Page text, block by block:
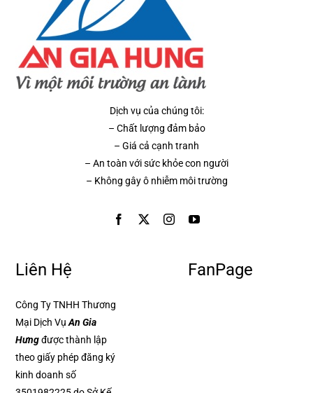
Dịch vụ của chúng tôi:
– Chất lượng đảm bảo
– Giá cả cạnh tranh
– An toàn với sức khỏe con người
– Không gây ô nhiễm môi trường
Liên Hệ
Công Ty TNHH Thương
Mại Dịch Vụ An Gia
Hưngđược thành lập
theo giấy phép đăng ký
kinh doanh số
FanPage